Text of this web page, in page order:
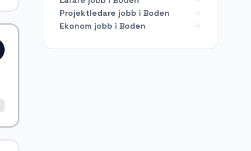
Projektledare jobb i Boden
Ekonom jobb i Boden